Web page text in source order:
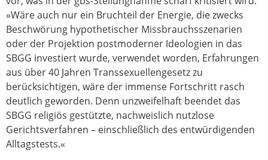
»Wäre auch nur ein Bruchteil der Energie, die zwecks
Beschwörung hypothetischer Missbrauchsszenarien
oder der Projektion postmoderner Ideologien in das
SBGG investiert wurde, verwendet worden, Erfahrungen
aus über 40 Jahren Transsexuellengesetz zu
berücksichtigen, wäre der immense Fortschritt rasch
deutlich geworden. Denn unzweifelhaft beendet das
SBGG religiös gestützte, nachweislich nutzlose
Gerichtsverfahren – einschließlich des entwürdigenden
Alltagstests.«